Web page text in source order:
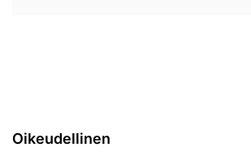
Oikeudellinen